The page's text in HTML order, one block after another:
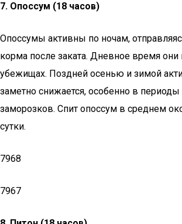
7. Опоссум (18 часов)
Опоссумы активны по ночам,
корма после заката. Дневное время они
убежищах. Поздней осенью и зимой
заметно снижается, особенно в
заморозков. Спит опоссум в среднем
сутки.
7968
7967